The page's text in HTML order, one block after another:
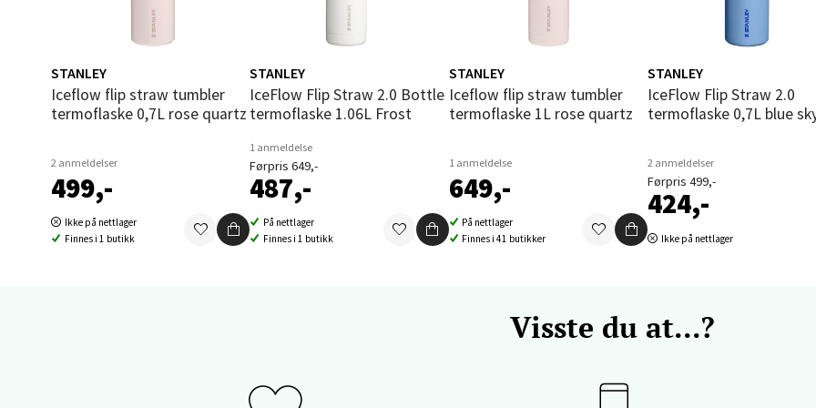
STANLEY
Iceflow flip straw tumbler
termoflaske 0,7L rose quartz
2 anmeldelser
499,-
Ikke på nettlager
Finnes i 1 butikk
STANLEY
IceFlow Flip Straw 2.0 Bottle
termoflaske 1.06L Frost
1 anmeldelse
Førpris 649,-
487,-
På nettlager
Finnes i 1 butikk
STANLEY
Iceflow flip straw tumbler
termoflaske 1L rose quartz
1 anmeldelse
649,-
På nettlager
Finnes i 41 butikker
STANLEY
IceFlow Flip Straw 2.0
termoflaske 0,7L blue
2 anmeldelser
Førpris 499,-
424,-
Ikke på nettlager
Visste du at...?
Steinkjer - Thon Senter Steinkjer
Sjøfartsgata 2, 7714 Steinkjer
Åpent i dag 10-18
Leirvik - Stord
Torgbakken 2, 5401 Stord